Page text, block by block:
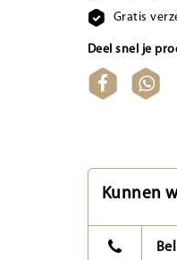
Gratis
Deel snel je
Kunnen